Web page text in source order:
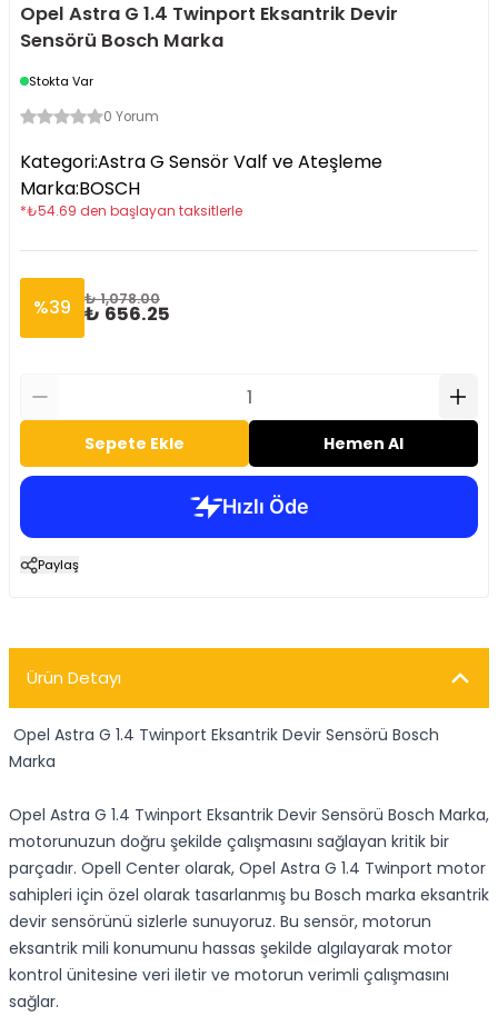
Opel Astra G 1.4 Twinport Eksantrik Devir
Sensörü Bosch Marka
Stokta Var
0 Yorum
Kategori:Astra G Sensör Valf ve Ateşleme
Marka:BOSCH
*₺54.69 den başlayan taksitlerle
%39 ₺ 1,078.00
₺ 656.25
Sepete Ekle Hemen Al
Paylaş
Ürün Detayı
Opel Astra G 1.4 Twinport Eksantrik Devir Sensörü Bosch
Marka
Opel Astra G 1.4 Twinport Eksantrik Devir Sensörü Bosch Marka,
motorunuzun doğru şekilde çalışmasını sağlayan kritik bir
parçadır. Opell Center olarak, Opel Astra G 1.4 Twinport motor
sahipleri için özel olarak tasarlanmış bu Bosch marka eksantrik
devir sensörünü sizlerle sunuyoruz. Bu sensör, motorun
eksantrik mili konumunu hassas şekilde algılayarak motor
kontrol ünitesine veri iletir ve motorun verimli çalışmasını
sağlar.